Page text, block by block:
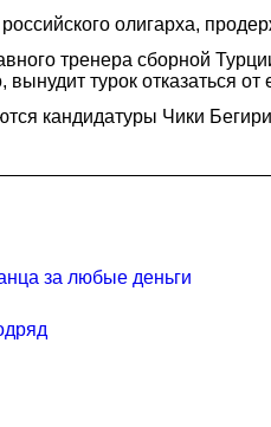
олигарха,
тренера сборной
турок отказаться от
кандидатуры Чики
за любые деньги